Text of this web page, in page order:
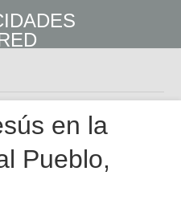
en la
Pueblo,